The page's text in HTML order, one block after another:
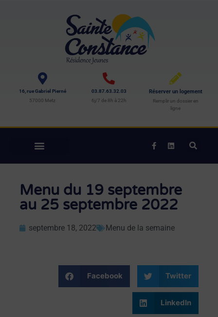
16, rue Gabriel Pierné
57000 Metz
03.87.63.32.03
6j/7 de 8h à 22h
Réserver un logement
Remplir un dossier en
ligne
Menu du 19 septembre
au 25 septembre 2022
septembre 18, 2022 Menu de la semaine
Facebook Twitter
LinkedIn